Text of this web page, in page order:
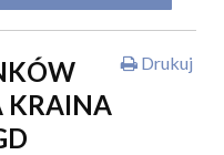
KRAINA
Drukuj